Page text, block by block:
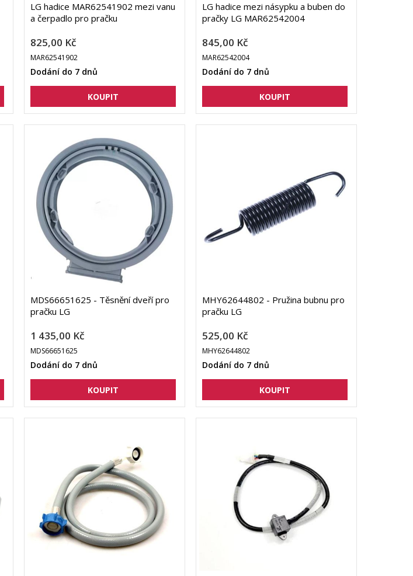
LG hadice MAR62541902 mezi vanu
a čerpadlo pro pračku
825,00 Kč
MAR62541902
Dodání do 7 dnů
LG hadice mezi násypku a buben do
pračky LG MAR62542004
845,00 Kč
MAR62542004
Dodání do 7 dnů
MDS66651625 - Těsnění dveří pro
pračku LG
1 435,00 Kč
MDS66651625
Dodání do 7 dnů
MHY62644802 - Pružina bubnu pro
pračku LG
525,00 Kč
MHY62644802
Dodání do 7 dnů